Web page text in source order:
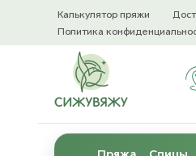
Калькулятор пряжи
Политика
Пряжа Спицы